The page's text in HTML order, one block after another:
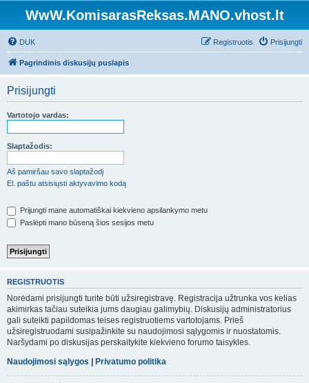
WwW.KomisarasReksas.MANO.vhost.lt
DUK Prisijungti
Registruotis
Pagrindinis diskusijų puslapis
Prisijungti
Vartotojo vardas:
Slaptažodis:
Aš pamiršau savo slaptažodį
El. paštu atsisiųsti aktyvavimo kodą
Prijungti mane automatiškai kiekvieno apsilankymo metu
Paslėpti mano būseną šios sesijos metu
REGISTRUOTIS
Norėdami prisijungti turite būti užsiregistravę. Registracija užtrunka vos kelias
akimirkas tačiau suteikia jums daugiau galimybių. Diskusijų administratorius
gali suteikti papildomas teises registruotiems vartotojams. Prieš
užsiregistruodami susipažinkite su naudojimosi sąlygomis ir nuostatomis.
Naršydami po diskusijas perskaitykite kiekvieno forumo taisykles.
Naudojimosi sąlygos | Privatumo politika